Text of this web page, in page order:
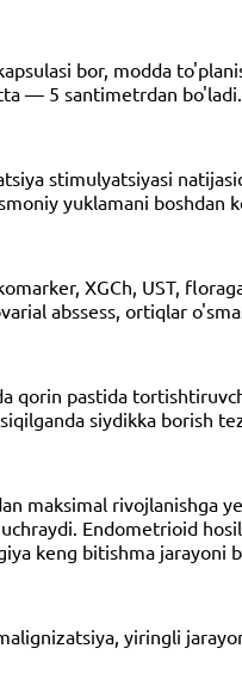
bor, modda
— 5 santimetrdan bo'ladi.
stimulyatsiyasi
yuklamani boshdan
XGCh, UST,
abssess, ortiqlar
qorin pastida
siydikka borish
maksimal rivojlanishga
Endometrioid
keng bitishma jarayoni
yiringli